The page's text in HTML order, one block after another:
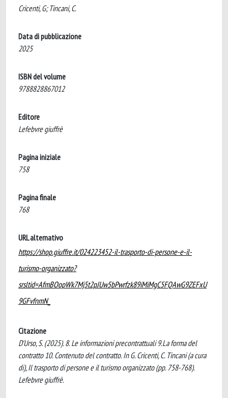
Cricenti, G; Tincani, C.
Data di pubblicazione
2025
ISBN del volume
9788828867012
Editore
Lefebvre giuffrè
Pagina iniziale
758
Pagina finale
768
URL alternativo
https://shop.giuffre.it/024223452-il-trasporto-di-persone-e-il-
turismo-organizzato?
srsltid=AfmBOopWk7Mj5t2pJUw5bPwrfzk89iMiMgC5FQAwG9ZEFxU
9GFvfnmN_
Citazione
D'Urso, S. (2025). 8. Le informazioni precontrattuali 9.La forma del
contratto 10. Contenuto del contratto. In G. Cricenti, C. Tincani (a cura
di), Il trasporto di persone e il turismo organizzato (pp. 758-768).
Lefebvre giuffrè.